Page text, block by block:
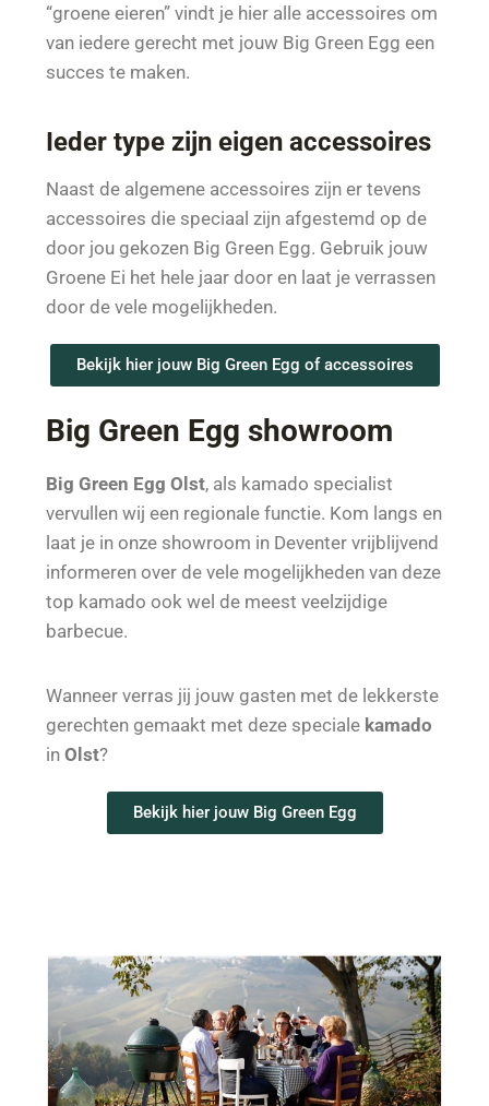
“groene eieren” vindt je hier alle accessoires om
van iedere gerecht met jouw Big Green Egg een
succes te maken.
Ieder type zijn eigen accessoires
Naast de algemene accessoires zijn er tevens
accessoires die speciaal zijn afgestemd op de
door jou gekozen Big Green Egg. Gebruik jouw
Groene Ei het hele jaar door en laat je verrassen
door de vele mogelijkheden.
Bekijk hier jouw Big Green Egg of accessoires
Big Green Egg showroom
Big Green Egg Olst, als kamado specialist
vervullen wij een regionale functie. Kom langs en
laat je in onze showroom in Deventer vrijblijvend
informeren over de vele mogelijkheden van deze
top kamado ook wel de meest veelzijdige
barbecue.
Wanneer verras jij jouw gasten met de lekkerste
gerechten gemaakt met deze speciale kamado
in Olst?
Bekijk hier jouw Big Green Egg